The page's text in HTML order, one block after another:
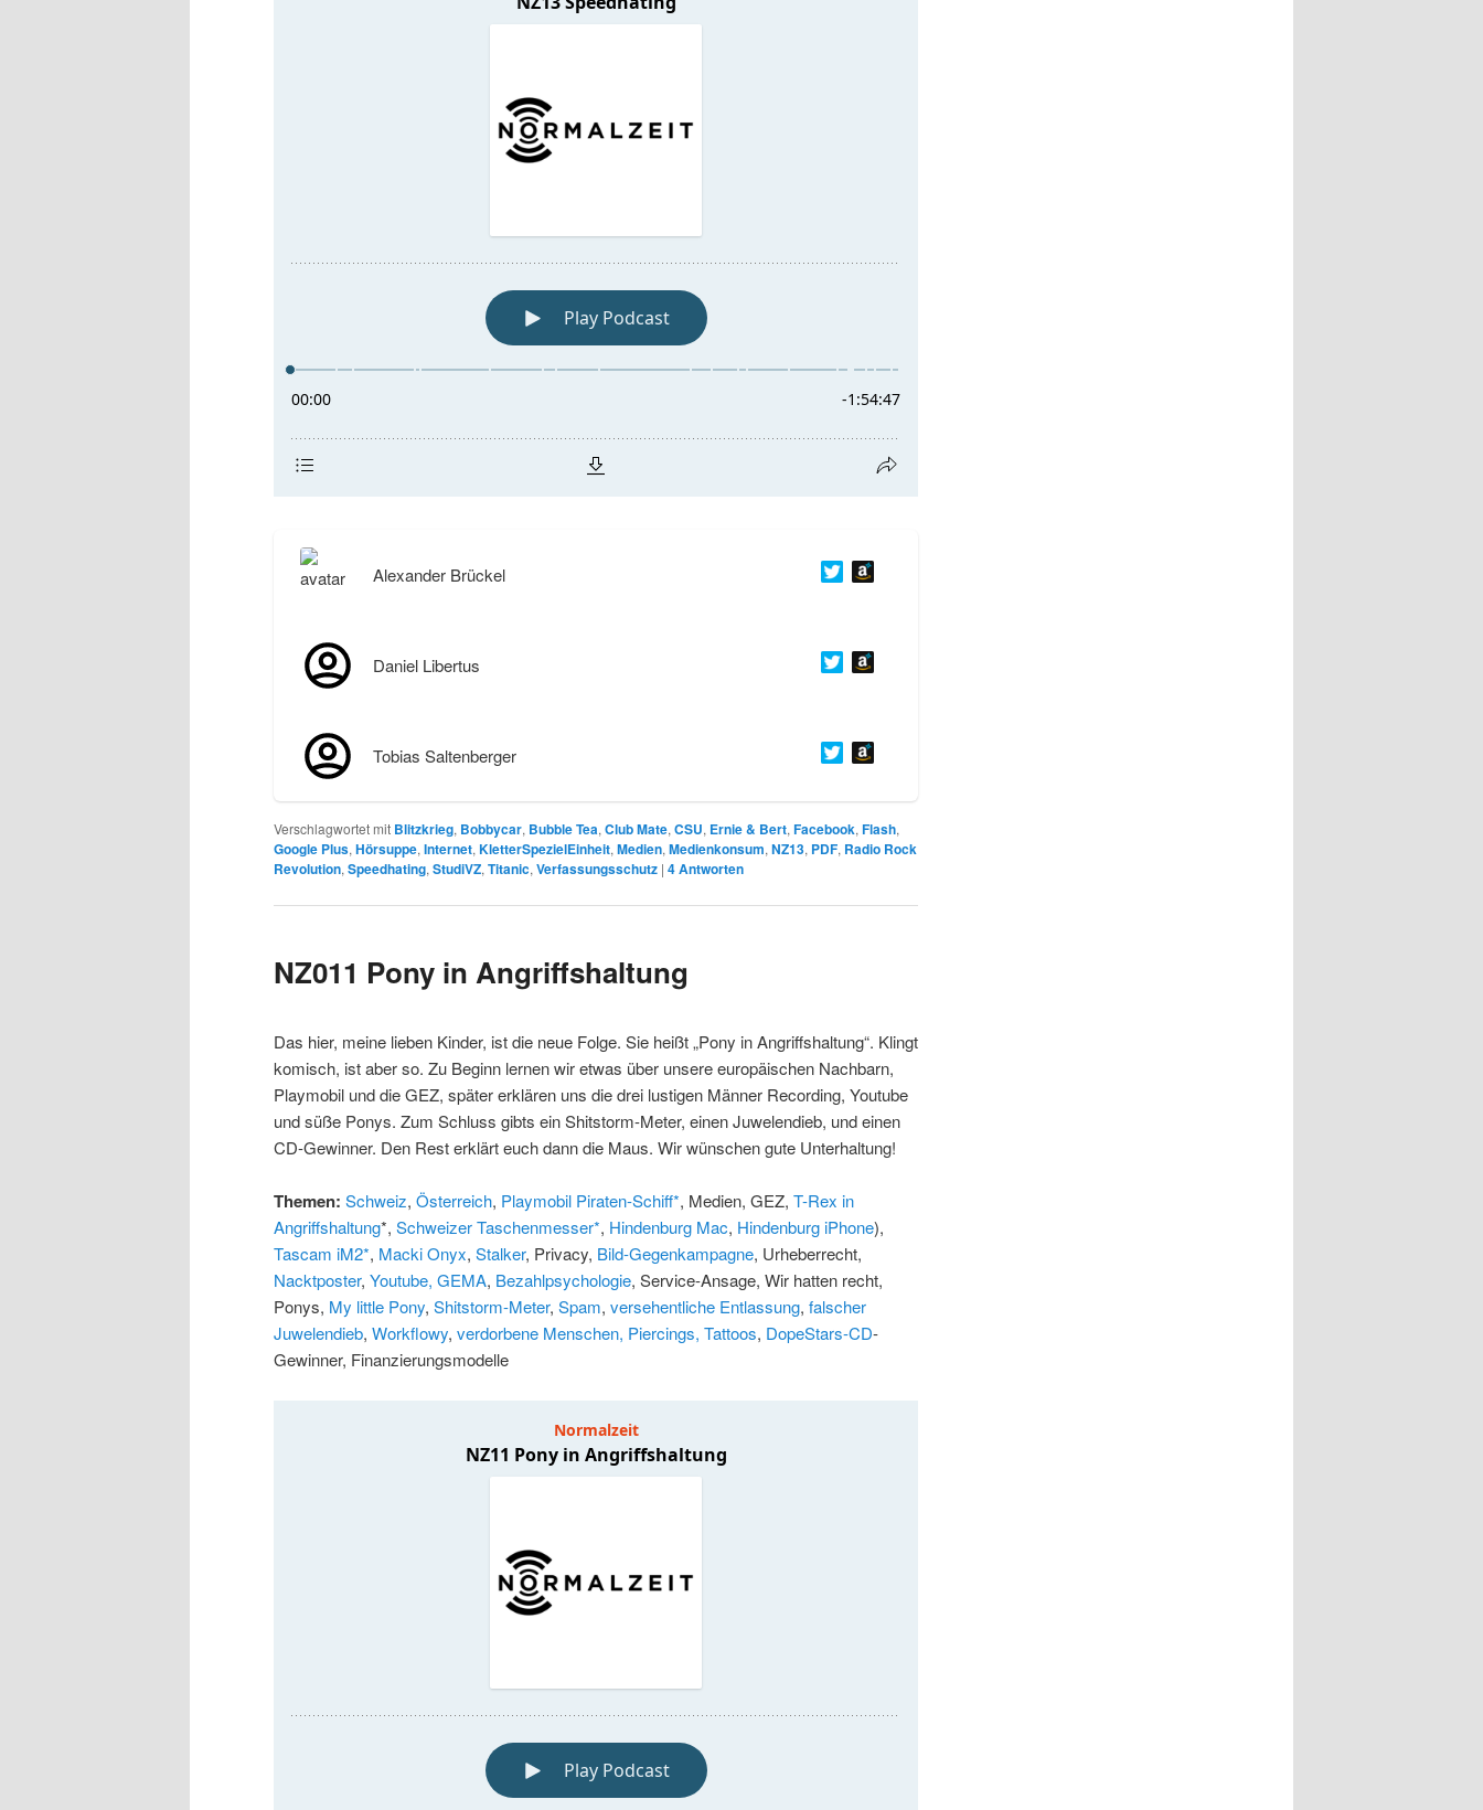
Alexander Brückel
Daniel Libertus
Tobias Saltenberger
Verschlagwortet mit Blitzkrieg, Bobbycar, Bubble Tea, Club Mate, CSU, Ernie & Bert, Facebook, Flash,
Google Plus, Hörsuppe, Internet, KletterSpezielEinheit, Medien, Medienkonsum, NZ13, PDF, Radio Rock
Revolution, Speedhating, StudiVZ, Titanic, Verfassungsschutz | 4Antworten
NZ011 Pony in Angriffshaltung
Das hier, meine lieben Kinder, ist die neue Folge. Sie heißt „Pony in Angriffshaltung“. Klingt
komisch, ist aber so. Zu Beginn lernen wir etwas über unsere europäischen Nachbarn,
Playmobil und die GEZ, später erklären uns die drei lustigen Männer Recording, Youtube
und süße Ponys. Zum Schluss gibts ein Shitstorm-Meter, einen Juwelendieb, und einen
CD-Gewinner. Den Rest erklärt euch dann die Maus. Wir wünschen gute Unterhaltung!
Themen: Schweiz, Österreich, Playmobil Piraten-Schiff*, Medien, GEZ, T-Rex in
Angriffshaltung*, Schweizer Taschenmesser*, Hindenburg Mac, Hindenburg iPhone),
Tascam iM2*, Macki Onyx, Stalker, Privacy, Bild-Gegenkampagne, Urheberrecht,
Nacktposter, Youtube, GEMA, Bezahlpsychologie, Service-Ansage, Wir hatten recht,
Ponys, My little Pony, Shitstorm-Meter, Spam, versehentliche Entlassung, falscher
Juwelendieb, Workflowy, verdorbene Menschen, Piercings, Tattoos, DopeStars-CD-
Gewinner, Finanzierungsmodelle